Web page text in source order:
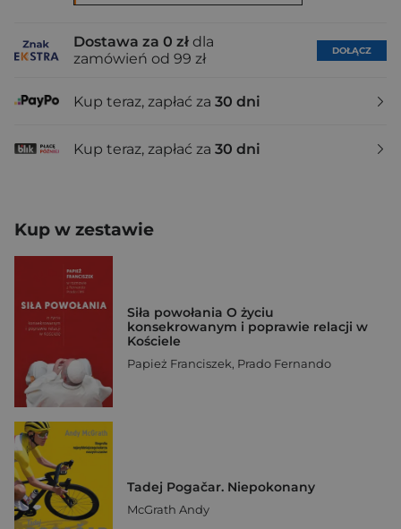
Dostawa za 0 zł dla
zamówień od 99 zł
DOŁĄCZ
Kup teraz, zapłać za 30 dni
Kup teraz, zapłać za 30 dni
Kup w zestawie
Siła powołania O życiu
konsekrowanym i poprawie relacji w
Kościele
Papież Franciszek, Prado Fernando
Tadej Pogačar. Niepokonany
McGrath Andy